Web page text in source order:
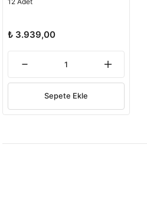
₺ 3.939,00
Sepete Ekle